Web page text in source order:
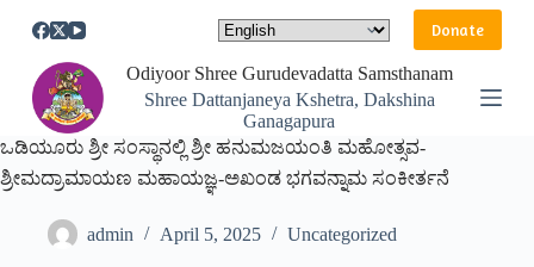
S
p
c
o
Donate
Odiyoor Shree Gurudevadatta Samsthanam
Shree Dattanjaneya Kshetra, Dakshina
Ganagapura
ಒಡಿಯೂರು ಶ್ರೀ ಸಂಸ್ಥಾನಲ್ಲಿ ಶ್ರೀ ಹನುಮಜಯಂತಿ ಮಹೋತ್ಸವ-
ಶ್ರೀಮದ್ರಾಮಾಯಣ ಮಹಾಯಜ್ಞ-ಅಖಂಡ ಭಗವನ್ನಾಮ ಸಂಕೀರ್ತನೆ
admin April 5, 2025 Uncategorized